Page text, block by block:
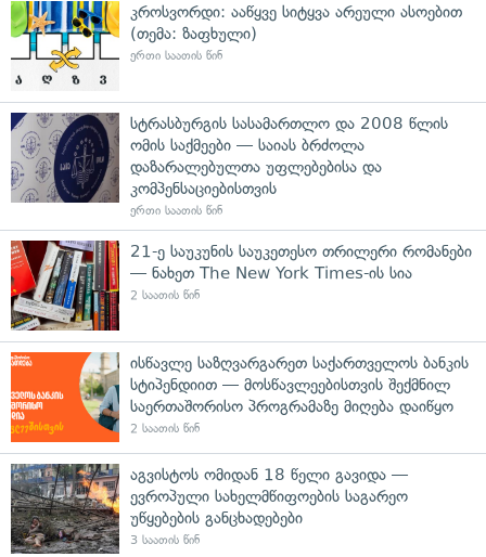
კროსვორდი: ააწყვე სიტყვა არეული ასოებით
(თემა: ზაფხული)
ერთი საათის წინ
სტრასბურგის სასამართლო და 2008 წლის
ომის საქმეები — საიას ბრძოლა
დაზარალებულთა უფლებებისა და
კომპენსაციებისთვის
ერთი საათის წინ
21-ე საუკუნის საუკეთესო თრილერი რომანები
— ნახეთ The New York Times-ის სია
2 საათის წინ
ისწავლე საზღვარგარეთ საქართველოს ბანკის
სტიპენდიით — მოსწავლეებისთვის შექმნილ
საერთაშორისო პროგრამაზე მიღება დაიწყო
2 საათის წინ
აგვისტოს ომიდან 18 წელი გავიდა —
ევროპული სახელმწიფოების საგარეო
უწყებების განცხადებები
3 საათის წინ